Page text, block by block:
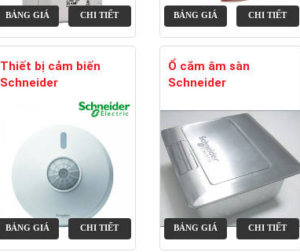
BẢNG GIÁ CHI TIẾT BẢNG GIÁ CHI TIẾT
Thiết bị cảm biến
Schneider
BẢNG GIÁ CHI TIẾT
Ổ cắm âm sàn
Schneider
BẢNG GIÁ CHI TIẾT